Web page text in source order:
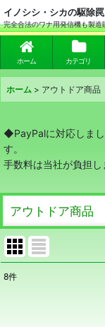
イノシシ・シカの駆除
完全合法のワナ用発信機も製造
ホーム カテゴリ
ホーム > アウトドア商品
◆PayPalに対応しま
す。
手数料は当社が負担し
アウトドア商品
8件